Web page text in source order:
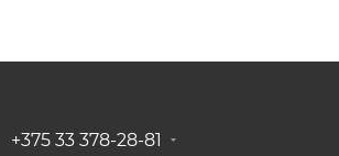
+375 33 378-28-81